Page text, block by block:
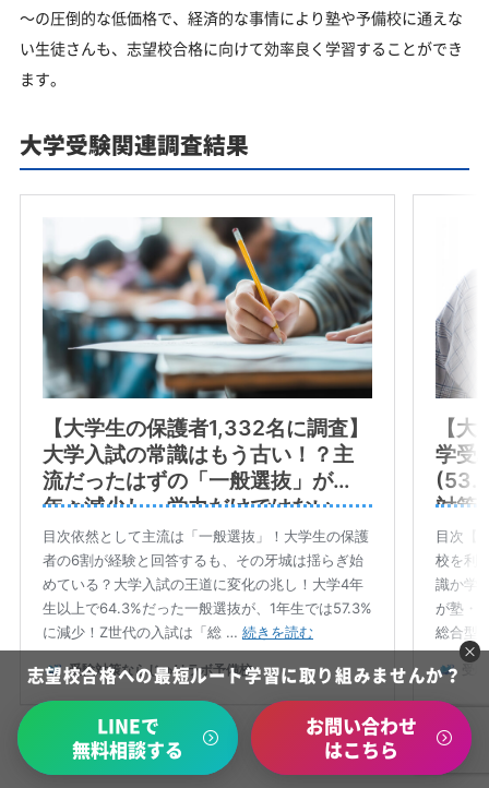
～の圧倒的な低価格で、経済的な事情により塾や予備校に通えな
い生徒さんも、志望校合格に向けて効率良く学習することができ
ます。
大学受験関連調査結果
志望校合格への最短ルート学習に取り組みませんか？
LINEで
無料相談する
お問い合わせ
はこちら